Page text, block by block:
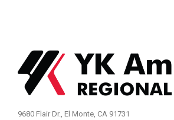
9680 Flair Dr., El Monte, CA 91731